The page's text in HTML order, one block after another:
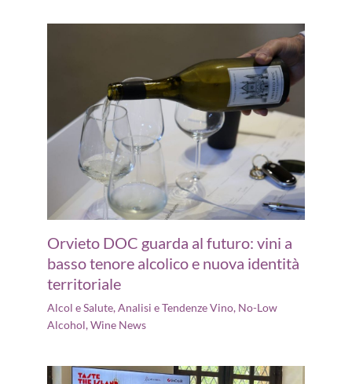
Orvieto DOC guarda al futuro: vini a
basso tenore alcolico e nuova identità
territoriale
Alcol e Salute,Analisi e Tendenze Vino, No-Low
Alcohol,Wine News